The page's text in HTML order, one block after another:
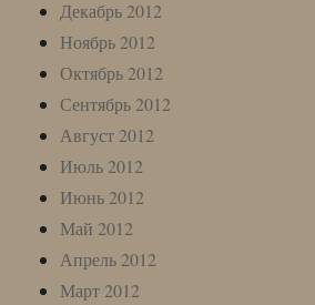
Декабрь 2012
Ноябрь 2012
Октябрь 2012
Сентябрь 2012
Август 2012
Июль 2012
Июнь 2012
Май 2012
Апрель 2012
Март 2012